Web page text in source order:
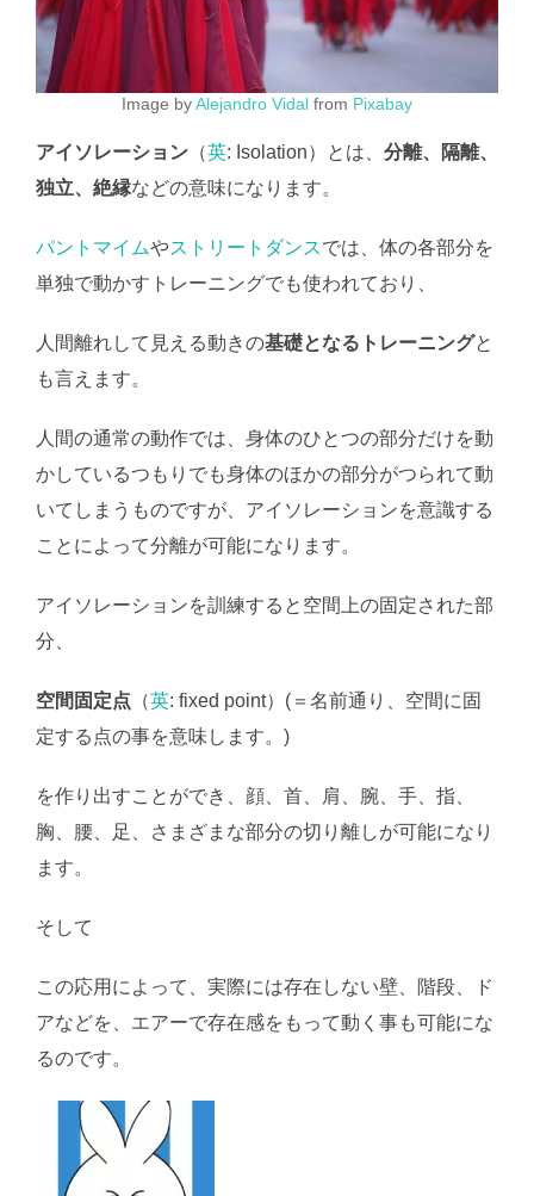
Image byAlejandro Vidal from Pixabay
アイソレーション （英: Isolation）とは、 分離、隔離、
独立、絶縁などの意味になります。
パントマイムやストリートダンスでは、体の各部分を
単独で動かすトレーニングでも使われており、
人間離れして見える動きの基礎となるトレーニングと
も言えます。
人間の通常の動作では、身体のひとつの部分だけを動
かしているつもりでも身体のほかの部分がつられて動
いてしまうものですが、アイソレーションを意識する
ことによって分離が可能になります。
アイソレーションを訓練すると空間上の固定された部
分、
空間固定点 （英: fixed point）(＝名前通り、空間に固
定する点の事を意味します。)
を作り出すことができ、顔、首、肩、腕、手、指、
胸、腰、足、さまざまな部分の切り離しが可能になり
ます。
そして
この応用によって、実際には存在しない壁、階段、ド
アなどを、エアーで存在感をもって動く事も可能にな
るのです。